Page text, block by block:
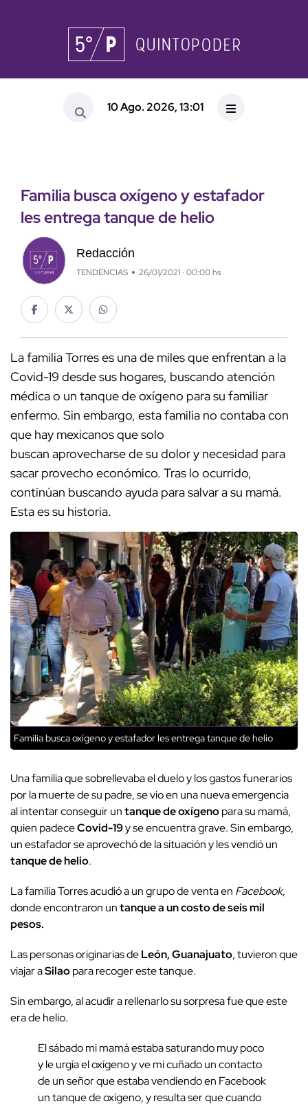
10 Ago. 2026, 13:01
Familia busca oxígeno y estafador
les entrega tanque de helio
Redacción
TENDENCIAS 26/01/2021 · 00:00 hs
La familia Torres es una de miles que enfrentan a la
Covid-19 desde sus hogares, buscando atención
médica o un tanque de oxígeno para su familiar
enfermo. Sin embargo, esta familia no contaba con
que hay mexicanos que solo
buscan aprovecharse de su dolor y necesidad para
sacar provecho económico. Tras lo ocurrido,
continúan buscando ayuda para salvar a su mamá.
Esta es su historia.
Familia busca oxígeno y estafador les entrega tanque de helio
Una familia que sobrellevaba el duelo y los gastos funerarios
por la muerte de su padre, se vio en una nueva emergencia
al intentar conseguir untanque de oxígenopara su mamá,
quien padeceCovid-19y se encuentra grave. Sin embargo,
un estafador se aprovechó de la situación y les vendió un
tanque de helio.
La familia Torres acudió a un grupo de venta en Facebook,
donde encontraron untanque a un costo de seis mil
pesos.
Las personas originarias deLeón, Guanajuato, tuvieron que
viajar aSilaopara recoger este tanque.
Sin embargo, al acudir a rellenarlo su sorpresa fue que este
era de helio.
El sábado mi mamá estaba saturando muy poco
y le urgía el oxígeno y ve mi cuñado un contacto
de un señor que estaba vendiendo en Facebook
un tanque de oxígeno, y resulta ser que cuando